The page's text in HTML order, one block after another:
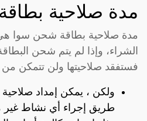
مدة صلاحية
الشراء، وإذا لم يتم شحن
فستفقد صلاحيتها ولن تتمكن من
ولكن ، يمكن إمداد
طريق إجراء أي نشاط غير